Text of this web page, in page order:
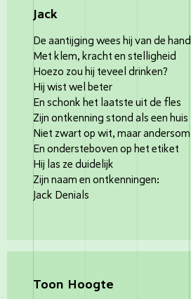
Jack
De aantijging wees hij van de hand
Met klem, kracht en stelligheid
Hoezo zou hij teveel drinken?
Hij wist wel beter
En schonk het laatste uit de fles
Zijn ontkenning stond als een huis
Niet zwart op wit, maar andersom
En ondersteboven op het etiket
Hij las ze duidelijk
Zijn naam en ontkenningen:
Jack Denials
Toon Hoogte